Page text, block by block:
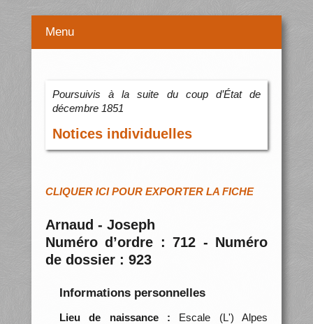
Menu
Poursuivis à la suite du coup d’État de
décembre 1851
Notices individuelles
CLIQUER ICI POUR EXPORTER LA FICHE
Arnaud - Joseph
Numéro d’ordre : 712 - Numéro
de dossier : 923
Informations personnelles
Lieu de naissance : Escale (L') Alpes